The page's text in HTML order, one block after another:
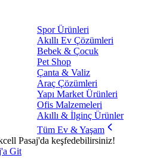
Spor Ürünleri
Akıllı Ev Çözümleri
Bebek & Çocuk
Pet Shop
Çanta & Valiz
Araç Çözümleri
Yapı Market Ürünleri
Ofis Malzemeleri
Akıllı & İlginç Ürünler
Tüm Ev & Yaşam
Pasaj'da keşfedebilirsiniz!
Git